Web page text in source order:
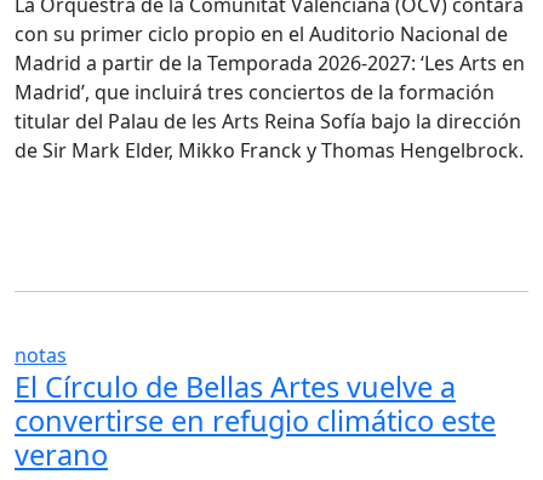
con su primer ciclo propio en el Auditorio Nacional de
Madrid a partir de la Temporada 2026-2027: ‘Les Arts en
Madrid’, que incluirá tres conciertos de la formación
titular del Palau de les Arts Reina Sofía bajo la dirección
de Sir Mark Elder, Mikko Franck y Thomas Hengelbrock.
notas
El Círculo de Bellas Artes vuelve a
convertirse en refugio climático este
verano